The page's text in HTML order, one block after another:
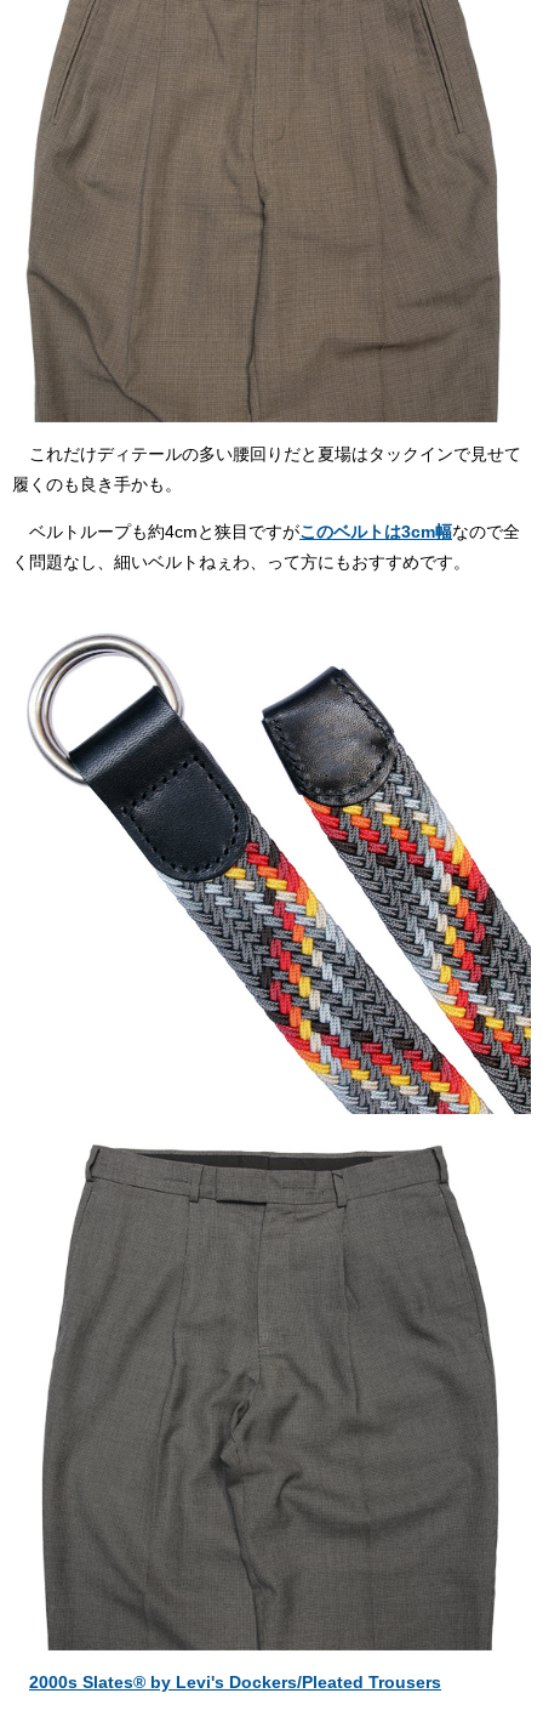
これだけディテールの多い腰回りだと夏場はタックインで見せて
履くのも良き手かも。
ベルトループも約4cmと狭目ですがこのベルトは3cm幅なので全
く問題なし、細いベルトねぇわ、って方にもおすすめです。
2000s Slates® by Levi's Dockers/Pleated Trousers